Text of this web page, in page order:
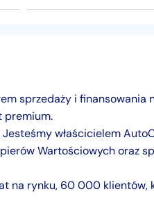
sprzedaży i finansowania
premium.
właścicielem
Wartościowych oraz
na rynku, 60 000